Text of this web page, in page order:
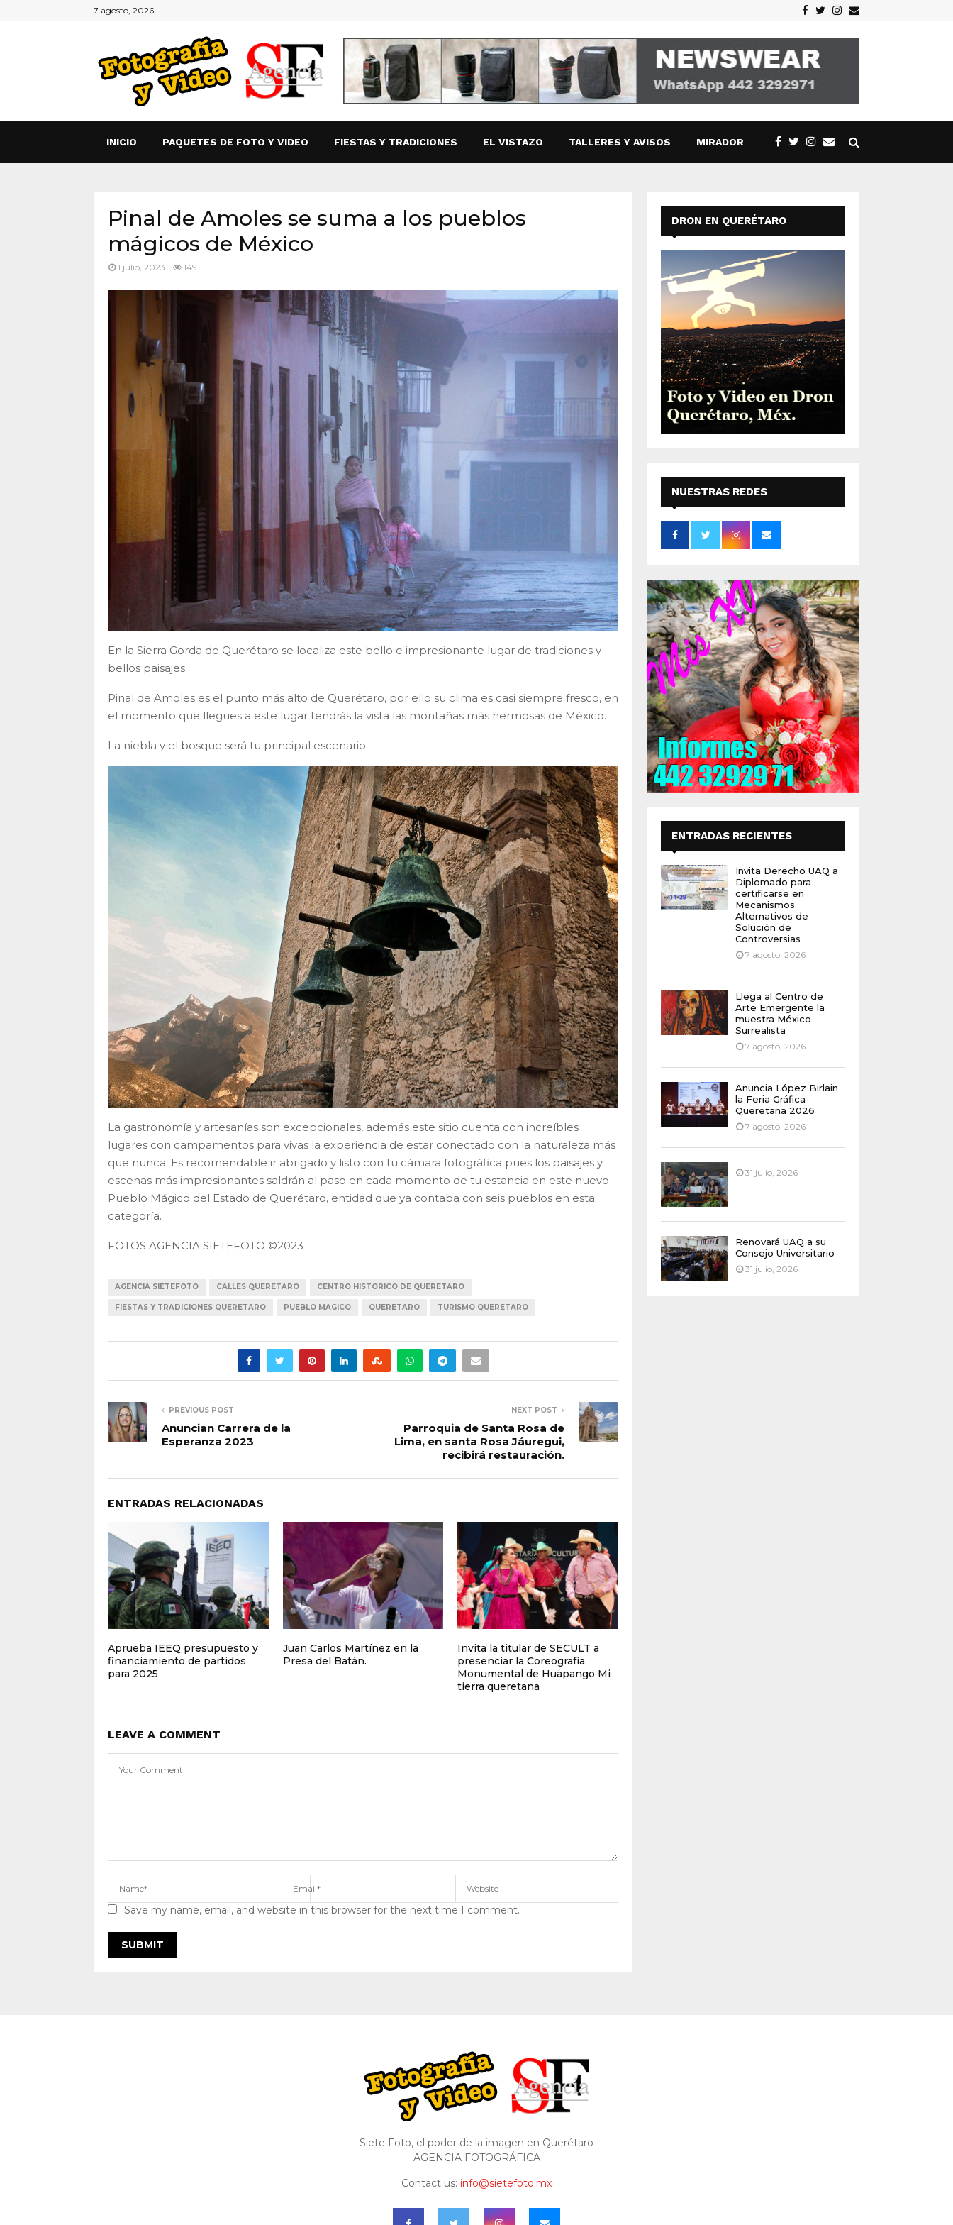
7 agosto, 2026 Facebook
TwitterInstagram
Email
INICIO PAQUETES DE FOTO Y VIDEO FIESTAS Y TRADICIONES EL VISTAZO TALLERES Y AVISOS MIRADOR
Pinal de Amoles se suma a los pueblos
mágicos de México
1 julio, 2023 149
En la Sierra Gorda de Querétaro se localiza este bello e impresionante lugar de tradiciones y
bellos paisajes.
Pinal de Amoles es el punto más alto de Querétaro, por ello su clima es casi siempre fresco, en
el momento que llegues a este lugar tendrás la vista las montañas más hermosas de México.
La niebla y el bosque será tu principal escenario.
La gastronomía y artesanías son excepcionales, además este sitio cuenta con increíbles
lugares con campamentos para vivas la experiencia de estar conectado con la naturaleza más
que nunca. Es recomendable ir abrigado y listo con tu cámara fotográfica pues los paisajes y
escenas más impresionantes saldrán al paso en cada momento de tu estancia en este nuevo
Pueblo Mágico del Estado de Querétaro, entidad que ya contaba con seis pueblos en esta
categoría.
FOTOS AGENCIA SIETEFOTO ©2023
AGENCIA SIETEFOTO CALLES QUERETARO CENTRO HISTORICO DE QUERETARO
FIESTAS Y TRADICIONES QUERETARO PUEBLO MAGICO QUERETARO TURISMO QUERETARO
PREVIOUS POST
Anuncian Carrera de la
Esperanza 2023
NEXT POST
Parroquia de Santa Rosa de
Lima, en santa Rosa Jáuregui,
recibirá restauración.
ENTRADAS RELACIONADAS
Aprueba IEEQ presupuesto y
financiamiento de partidos
para 2025
Juan Carlos Martínez en la
Presa del Batán.
Invita la titular de SECULT a
presenciar la Coreografía
Monumental de Huapango Mi
tierra queretana
LEAVE A COMMENT
Save my name, email, and website in this browser for the next time I comment.
DRON EN QUERÉTARO
NUESTRAS REDES
SOCIALES
ENTRADAS RECIENTES
Invita Derecho UAQ a
Diplomado para
certificarse en
Mecanismos
Alternativos de
Solución de
Controversias
7 agosto, 2026
Llega al Centro de
Arte Emergente la
muestra México
Surrealista
7 agosto, 2026
Anuncia López Birlain
la Feria Gráfica
Queretana 2026
7 agosto, 2026
31 julio, 2026
Renovará UAQ a su
Consejo Universitario
31 julio, 2026
Siete Foto, el poder de la imagen en Querétaro
AGENCIA FOTOGRÁFICA
Contact us: info@sietefoto.mx